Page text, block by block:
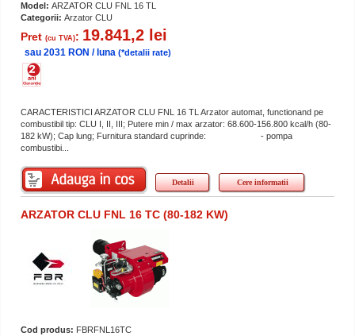
Model: ARZATOR CLU FNL 16 TL
Categorii: Arzator CLU
Pret (cu TVA): 19.841,2 lei
sau 2031 RON / luna (*detalii rate)
CARACTERISTICI ARZATOR CLU FNL 16 TL Arzator automat, functionand pe
combustibil tip: CLU I, II, III; Putere min / max arzator: 68.600-156.800 kcal/h (80-
182 kW); Cap lung; Furnitura standard cuprinde: - pompa
combustibi...
Detalii Cere informatii
ARZATOR CLU FNL 16 TC (80-182 KW)
Cod produs: FBRFNL16TC